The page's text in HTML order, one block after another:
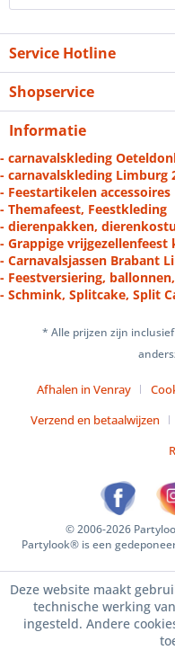
Service Hotline
Shopservice
Informatie
- carnavalskleding
- carnavalskleding Limburg
- Feestartikelen accessoires
- Themafeest, Feestkleding
- dierenpakken,
- Grappige vrijgezellenfeest
- Carnavalsjassen Brabant
- Feestversiering,
- Schmink, Splitcake, Split
* Alle prijzen zijn
Afhalen in Venray
Verzend en betaalwijzen
© 2006-2026
Partylook® is een
Deze website maakt
technische werking
ingesteld. Andere